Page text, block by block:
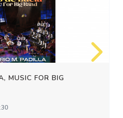
MUSIC FOR BIG